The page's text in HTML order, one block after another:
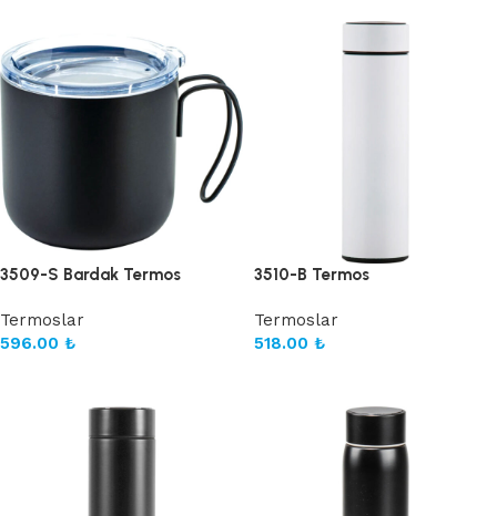
3509-S Bardak Termos
Termoslar
596.00 ₺
3510-B Termos
Termoslar
518.00 ₺